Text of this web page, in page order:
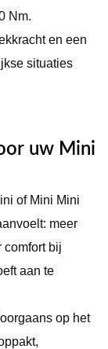
Nm.
en een
situaties
uw Mini
of Mini Mini
meer
comfort bij
aan te
op het